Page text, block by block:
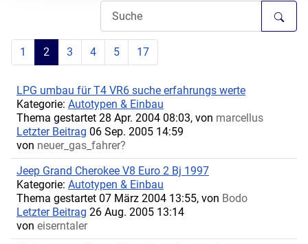
1 2 3 4 5 17
LPG umbau für T4 VR6 suche erfahrungs werte
Kategorie: Autotypen & Einbau
Thema gestartet 28 Apr. 2004 08:03, von marcellus
Letzter Beitrag 06 Sep. 2005 14:59
von neuer_gas_fahrer?
Jeep Grand Cherokee V8 Euro 2 Bj 1997
Kategorie: Autotypen & Einbau
Thema gestartet 07 März 2004 13:55, von Bodo
Letzter Beitrag 26 Aug. 2005 13:14
von eiserntaler